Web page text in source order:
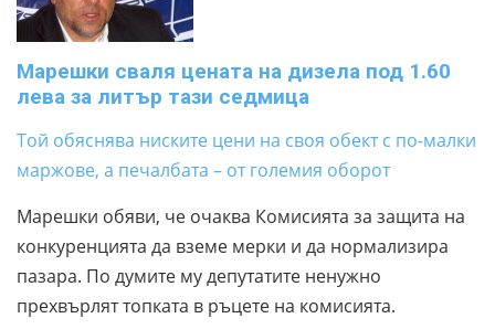
Марешки сваля цената на дизела под 1.60
лева за литър тази седмица
Той обяснява ниските цени на своя обект с по-малки
маржове, а печалбата – от големия оборот
Марешки обяви, че очаква Комисията за защита на
конкуренцията да вземе мерки и да нормализира
пазара. По думите му депутатите ненужно
прехвърлят топката в ръцете на комисията.